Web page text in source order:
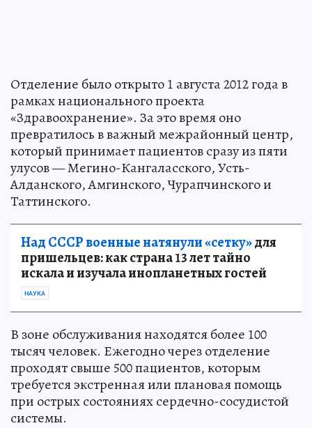
Отделение было открыто 1 августа 2012 года в
рамках национального проекта
«Здравоохранение». За это время оно
превратилось в важный межрайонный центр,
который принимает пациентов сразу из пяти
улусов — Мегино-Кангаласского, Усть-
Алданского, Амгинского, Чурапчинского и
Таттинского.
Над СССР военные натянули «сетку»для
пришельцев: как страна 13 лет тайно
искала и изучала инопланетных гостей
НАУКА
В зоне обслуживания находятся более 100
тысяч человек. Ежегодно через отделение
проходят свыше 500 пациентов, которым
требуется экстренная или плановая помощь
при острых состояниях сердечно-сосудистой
системы.